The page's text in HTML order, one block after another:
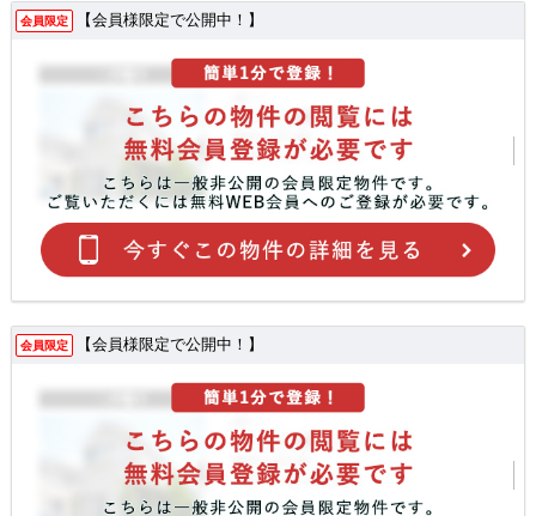
会員限定 【会員様限定で公開中！】
会員限定 【会員様限定で公開中！】